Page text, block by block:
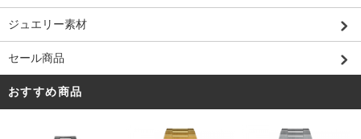
ジュエリー素材
セール商品
おすすめ商品